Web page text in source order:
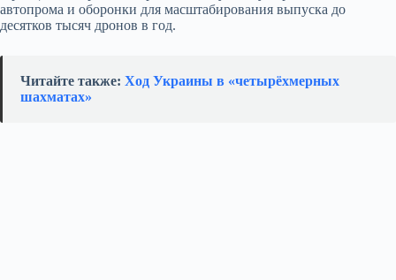
автопрома и оборонки для масштабирования выпуска до
десятков тысяч дронов в год.
Читайте также: Ход Украины в «четырёхмерных
шахматах»